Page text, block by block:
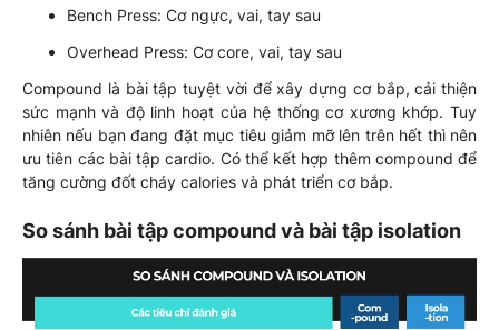
Bench Press: Cơ ngực, vai, tay sau
Overhead Press: Cơ core, vai, tay sau
Compound là bài tập tuyệt vời để xây dựng cơ bắp, cải thiện
sức mạnh và độ linh hoạt của hệ thống cơ xương khớp. Tuy
nhiên nếu bạn đang đặt mục tiêu giảm mỡ lên trên hết thì nên
ưu tiên các bài tập cardio. Có thể kết hợp thêm compound để
tăng cường đốt cháy calories và phát triển cơ bắp.
So sánh bài tập compound và bài tập isolation